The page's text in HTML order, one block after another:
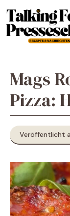
Inhalt
springen
Mags
Pizza:
Veröffentlicht